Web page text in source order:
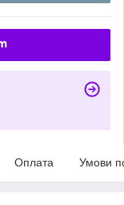
Оплата Умови